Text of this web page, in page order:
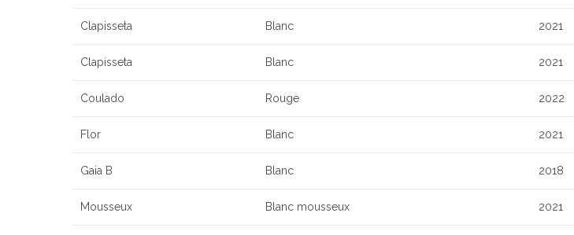
Clapisseta Blanc 2021
Clapisseta Blanc 2021
Coulado Rouge 2022
Flor Blanc 2021
Gaia B Blanc 2018
Mousseux Blanc mousseux 2021